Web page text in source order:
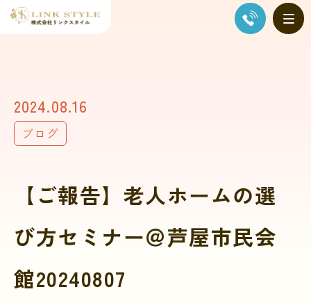
2024.08.16
ブログ
【ご報告】老人ホームの選
び方セミナー＠芦屋市民会
館20240807